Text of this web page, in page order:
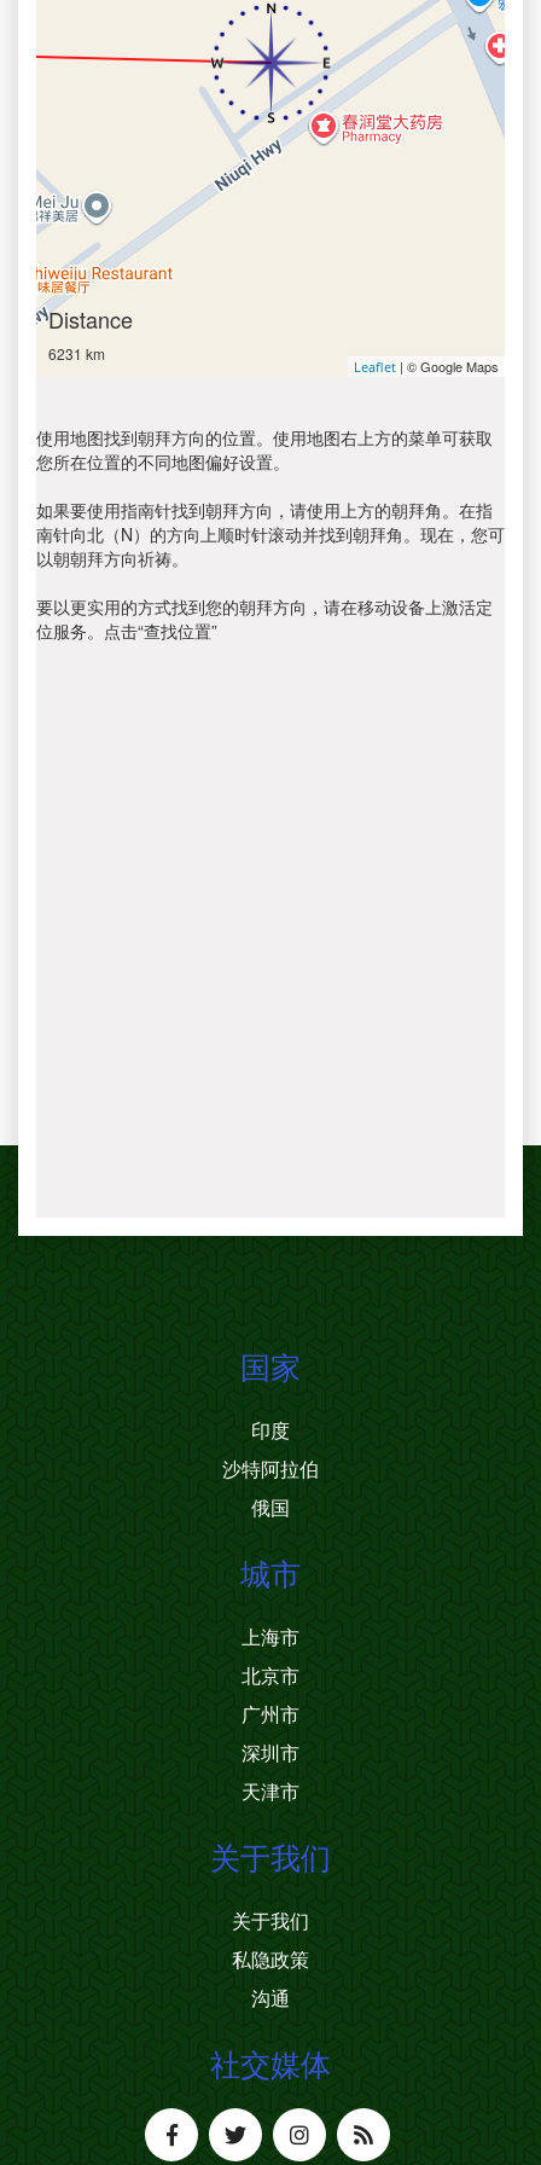
Distance
6231 km
Leaflet | © Google Maps
使用地图找到朝拜方向的位置。使用地图右上方的菜单可获取
您所在位置的不同地图偏好设置。
如果要使用指南针找到朝拜方向，请使用上方的朝拜角。在指
南针向北（N）的方向上顺时针滚动并找到朝拜角。现在，您可
以朝朝拜方向祈祷。
要以更实用的方式找到您的朝拜方向，请在移动设备上激活定
位服务。点击“查找位置”
国家
印度
沙特阿拉伯
俄国
城市
上海市
北京市
广州市
深圳市
天津市
关于我们
关于我们
私隐政策
沟通
社交媒体